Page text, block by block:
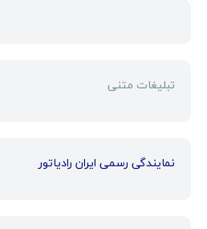
تبلیغات متنی
نمایندگی رسمی ایران رادیاتور